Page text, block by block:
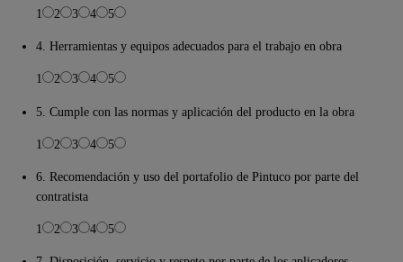
1 2 3 4 5
4. Herramientas y equipos adecuados para el trabajo en obra
1 2 3 4 5
5. Cumple con las normas y aplicación del producto en la obra
1 2 3 4 5
6. Recomendación y uso del portafolio de Pintuco por parte del
contratista
1 2 3 4 5